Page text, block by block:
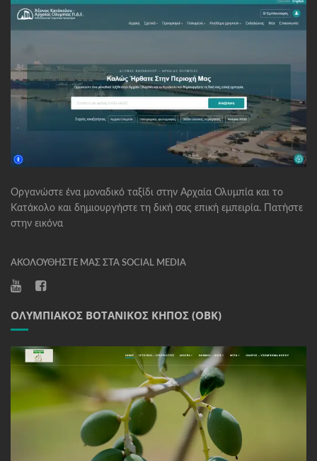
Οργανώστε ένα μοναδικό ταξίδι στην Αρχαία Ολυμπία και το
Κατάκολο και δημιουργήστε τη δική σας επική εμπειρία. Πατήστε
στην εικόνα
ΑΚΟΛΟΥΘΉΣΤΕ ΜΑΣ ΣΤΑ SOCIAL MEDIA
ΟΛΥΜΠΙΑΚΌΣ ΒΟΤΑΝΙΚΌΣ ΚΉΠΟΣ (ΟΒΚ)